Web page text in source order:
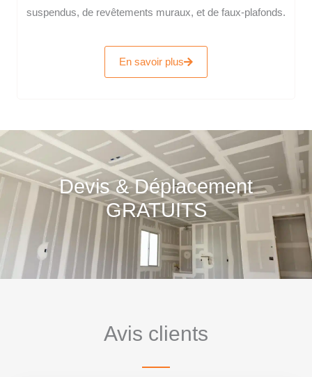
suspendus, de revêtements muraux, et de faux-plafonds.
En savoir plus
Devis & Déplacement
GRATUITS
Avis clients